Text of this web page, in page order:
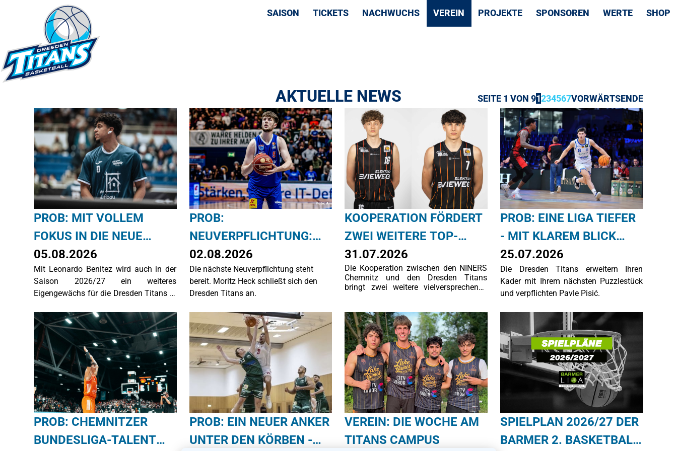
ÜBERSPRINGEN
SAISON TICKETS NACHWUCHS VEREIN PROJEKTE SPONSOREN WERTE SHOP
AKTUELLE NEWS SEITE 1 VON 91234567VORWÄRTSENDE
PROB: MIT VOLLEM
FOKUS IN DIE NEUE
SAISON: LEONARDO
BENITEZ BLEIBT EIN
TITAN
05.08.2026
Mit Leonardo Benitez wird auch in der
Saison 2026/27 ein weiteres
Eigengewächs für die Dresden Titans in
ProB auf dem Parkett stehen. Nach
einer ordentlichen Debüt-Saison ist der
gebürtige Venezolaner heiß darauf,
seine Leistungen weiter zu steigern.
PROB:
NEUVERPFLICHTUNG:
MORITZ HECK KOMMT
ZU DEN DRESDEN
TITANS
02.08.2026
Die nächste Neuverpflichtung steht
bereit. Moritz Heck schließt sich den
Dresden Titans an.
KOOPERATION FÖRDERT
ZWEI WEITERE TOP-
TALENTE: ALFONS
MILATZ UND ANTON
BOCK VERSTÄRKEN DIE
REGIONALLIGA DER
DRESDEN TITANS
31.07.2026
Die Kooperation zwischen den NINERS
Chemnitz und den Dresden Titans
bringt zwei weitere vielversprechende
PROB: EINE LIGA TIEFER
- MIT KLAREM BLICK
NACH VORN
25.07.2026
Die Dresden Titans erweitern Ihren
Kader mit Ihrem nächsten Puzzlestück
und verpflichten Pavle Pisić.
PROB: CHEMNITZER
BUNDESLIGA-TALENT
PROB: EIN NEUER ANKER
UNTER DEN KÖRBEN -
VEREIN: DIE WOCHE AM
TITANS CAMPUS
SPIELPLAN 2026/27 DER
BARMER 2. BASKETBALL